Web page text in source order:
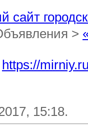
>
https://
15:18.